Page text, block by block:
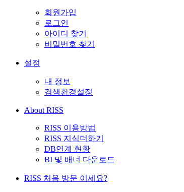
회원가입
로그인
아이디 찾기
비밀번호 찾기
설정
내 정보
검색환경설정
About RISS
RISS 이용방법
RISS 지식더하기
DB연계 현황
BI 및 배너 다운로드
RISS 처음 방문 이세요?